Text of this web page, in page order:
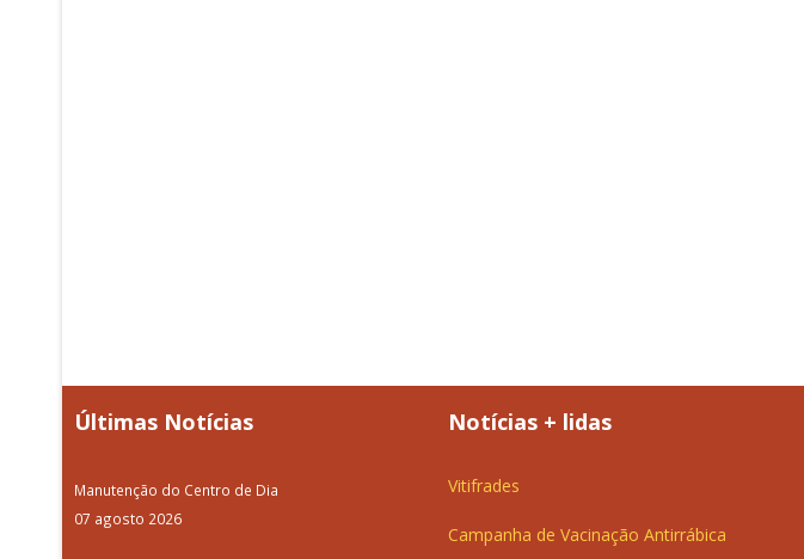
Últimas Notícias
Manutenção do Centro de Dia
07 agosto 2026
Notícias + lidas
Vitifrades
Campanha de Vacinação Antirrábica